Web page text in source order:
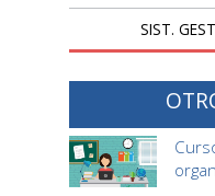
SIST.